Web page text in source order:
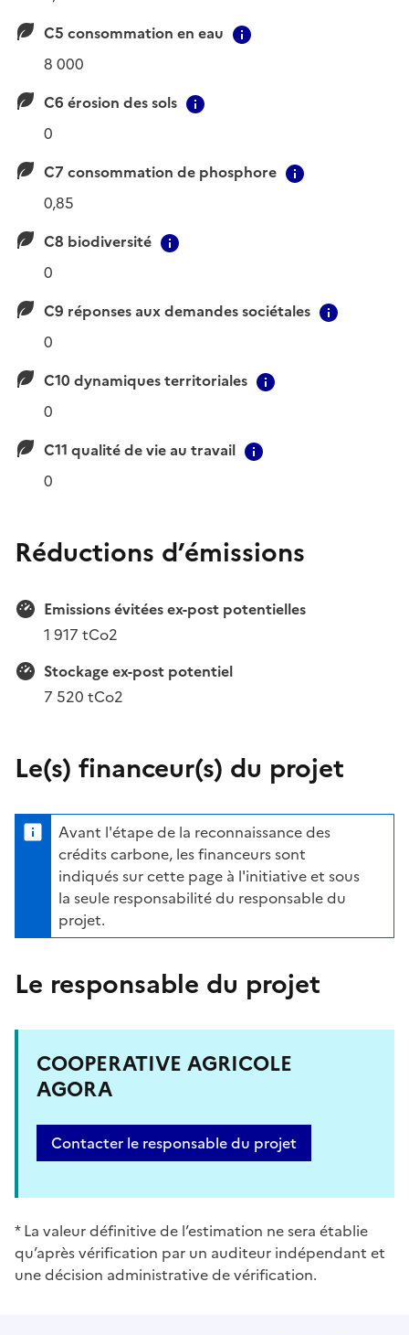
C5 consommation en eau
8 000
C6 érosion des sols
0
C7 consommation de phosphore
0,85
C8 biodiversité
0
C9 réponses aux demandes sociétales
0
C10 dynamiques territoriales
0
C11 qualité de vie au travail
0
Réductions d’émissions
Emissions évitées ex-post potentielles
1 917 tCo2
Stockage ex-post potentiel
7 520 tCo2
Le(s) financeur(s) du projet
Avant l'étape de la reconnaissance des
crédits carbone, les financeurs sont
indiqués sur cette page à l'initiative et sous
la seule responsabilité du responsable du
projet.
Le responsable du projet
COOPERATIVE AGRICOLE
AGORA
Contacter le responsable du projet
* La valeur définitive de l’estimation ne sera établie
qu’après vérification par un auditeur indépendant et
une décision administrative de vérification.